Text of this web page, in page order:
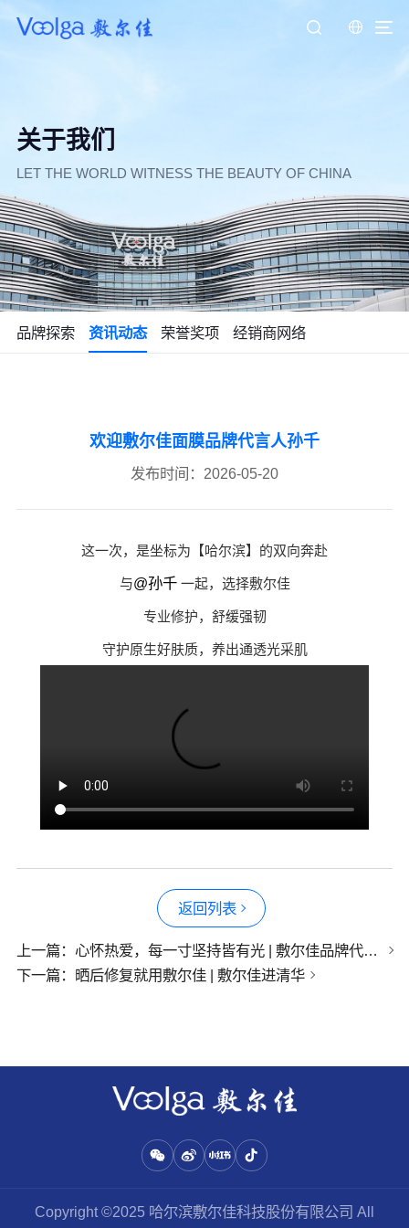
关于我们
LET THE WORLD WITNESS THE BEAUTY OF CHINA
品牌探索 资讯动态 荣誉奖项 经销商网络
欢迎敷尔佳面膜品牌代言人孙千
发布时间：2026-05-20
这一次，是坐标为【哈尔滨】的双向奔赴
与@孙千 一起，选择敷尔佳
专业修护，舒缓强韧
守护原生好肤质，养出通透光采肌
上一篇：
心怀热爱，每一寸坚持皆有光 | 敷尔佳品牌代言人王曼昱全新周边礼盒来啦
下一篇：
晒后修复就用敷尔佳 | 敷尔佳进清华
返回列表
Copyright ©2025 哈尔滨敷尔佳科技股份有限公司 All